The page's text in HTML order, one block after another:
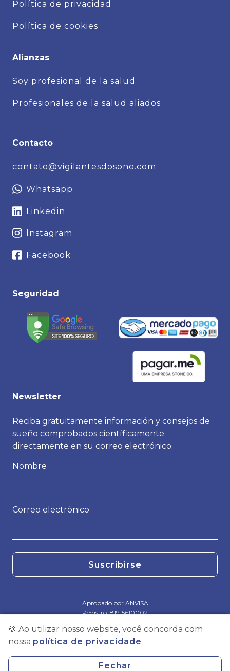
Política de privacidad
Política de cookies
Alianzas
Soy profesional de la salud
Profesionales de la salud aliados
Contacto
contato@vigilantesdosono.com
Whatsapp
Linkedin
Instagram
Facebook
Seguridad
Newsletter
Reciba gratuitamente información y consejos de
sueño comprobados científicamente
directamente en su correo electrónico.
Nombre
Correo electrónico
Suscribirse
Aprobado por ANVISA
Registro: 81915610002
© 2019-2026 Vigilantes
Vigilantes - Qualidade de Vida e Tecnologia LTDA - CNPJ:
36.658.510/0001-06 | Dirección: Av. Dr. Arnaldo, 2194 - Sumaré, São
Paulo - SP, Brasil. CEP: 01255-000
🍪 Ao utilizar nosso website, você concorda com
nossa política de privacidade
Fechar